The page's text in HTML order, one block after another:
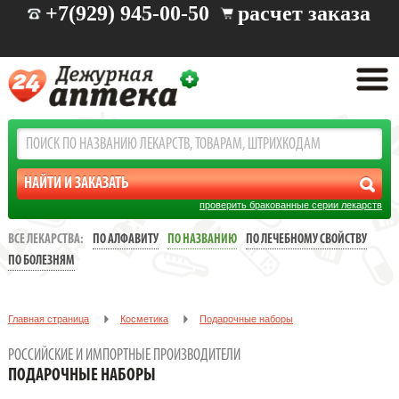
+7(929) 945-00-50 расчет заказа
проверить бракованные серии лекарств
ВСЕ ЛЕКАРСТВА: ПО АЛФАВИТУ ПО НАЗВАНИЮ
ПО ЛЕЧЕБНОМУ СВОЙСТВУ
ПО БОЛЕЗНЯМ
Главная страница Косметика Подарочные наборы
РОССИЙСКИЕ И ИМПОРТНЫЕ ПРОИЗВОДИТЕЛИ
ПОДАРОЧНЫЕ НАБОРЫ